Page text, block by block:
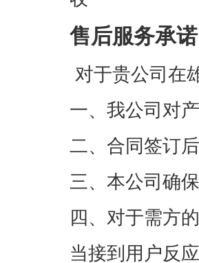
售后服务承诺
对于贵公司在
一、我公司对
二、合同签订
三、本公司确
四、对于需方
当接到用户反